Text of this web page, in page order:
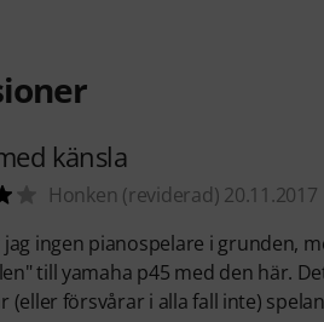
känsla
Honken (reviderad) 20.11.2017
ingen pianospelare i grunden,
till yamaha p45 med den här.
(eller försvårar i alla fall inte)